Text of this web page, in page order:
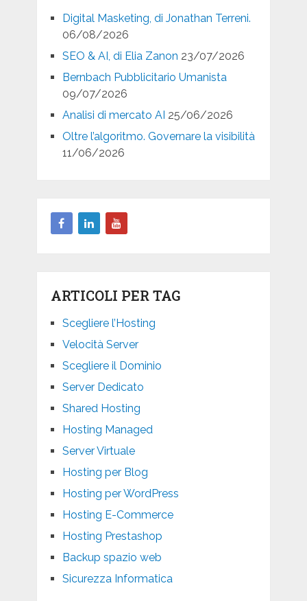
Digital Masketing, di Jonathan Terreni.
06/08/2026
SEO & AI, di Elia Zanon 23/07/2026
Bernbach Pubblicitario Umanista
09/07/2026
Analisi di mercato AI 25/06/2026
Oltre l’algoritmo. Governare la visibilità
11/06/2026
ARTICOLI PER TAG
Scegliere l’Hosting
Velocità Server
Scegliere il Dominio
Server Dedicato
Shared Hosting
Hosting Managed
Server Virtuale
Hosting per Blog
Hosting per WordPress
Hosting E-Commerce
Hosting Prestashop
Backup spazio web
Sicurezza Informatica